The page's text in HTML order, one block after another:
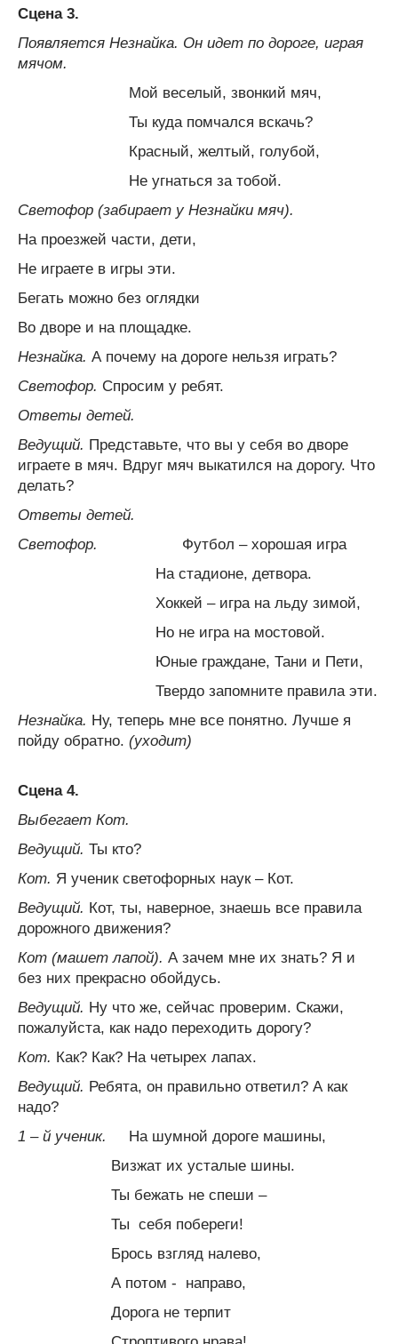
Сцена 3.
Появляется Незнайка. Он идет по дороге, играя
мячом.
Мой веселый, звонкий мяч,
Ты куда помчался вскачь?
Красный, желтый, голубой,
Не угнаться за тобой.
Светофор (забирает у Незнайки мяч).
На проезжей части, дети,
Не играете в игры эти.
Бегать можно без оглядки
Во дворе и на площадке.
Незнайка. А почему на дороге нельзя играть?
Светофор. Спросим у ребят.
Ответы детей.
Ведущий. Представьте, что вы у себя во дворе
играете в мяч. Вдруг мяч выкатился на дорогу. Что
делать?
Ответы детей.
Светофор.
Футбол – хорошая игра
На стадионе, детвора.
Хоккей – игра на льду зимой,
Но не игра на мостовой.
Юные граждане, Тани и Пети,
Твердо запомните правила эти.
Незнайка. Ну, теперь мне все понятно. Лучше я
пойду обратно. (уходит)
Сцена 4.
Выбегает Кот.
Ведущий. Ты кто?
Кот. Я ученик светофорных наук – Кот.
Ведущий. Кот, ты, наверное, знаешь все правила
дорожного движения?
Кот (машет лапой). А зачем мне их знать? Я и
без них прекрасно обойдусь.
Ведущий. Ну что же, сейчас проверим. Скажи,
пожалуйста, как надо переходить дорогу?
Кот. Как? Как? На четырех лапах.
Ведущий. Ребята, он правильно ответил? А как
надо?
1 – й ученик.
На шумной дороге машины,
Визжат их усталые шины.
Ты бежать не спеши –
Ты себя побереги!
Брось взгляд налево,
А потом - направо,
Дорога не терпит